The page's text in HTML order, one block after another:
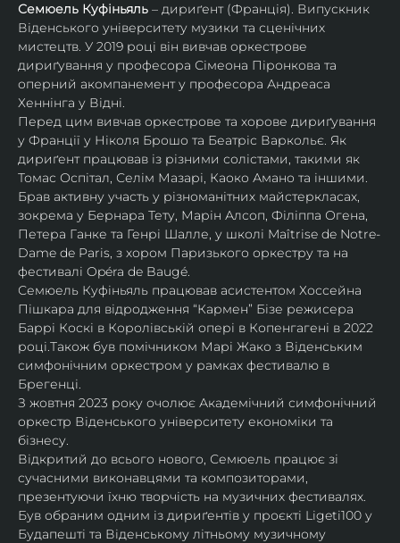
Семюель Куфіньяль – дириґент (Франція). Випускник
Віденського університету музики та сценічних
мистецтв. У 2019 році він вивчав оркестрове
дириґування у професора Сімеона Піронкова та
оперний акомпанемент у професора Андреаса
Хеннінга у Відні.
Перед цим вивчав оркестрове та хорове дириґування
у Франції у Ніколя Брошо та Беатріс Варкольє. Як
дириґент працював із різними солістами, такими як
Томас Оспітал, Селім Мазарі, Каоко Амано та іншими.
Брав активну участь у різноманітних майстеркласах,
зокрема у Бернара Тету, Марін Алсоп, Філіппа Огена,
Петера Ганке та Генрі Шалле, у школі Maîtrise de Notre-
Dame de Paris, з хором Паризького оркестру та на
фестивалі Opéra de Baugé.
Семюель Куфіньяль працював асистентом Хоссейна
Пішкара для відродження “Кармен” Бізе режисера
Баррі Коскі в Королівській опері в Копенгагені в 2022
році.Також був помічником Марі Жако з Віденським
симфонічним оркестром у рамках фестивалю в
Брегенці.
З жовтня 2023 року очолює Академічний симфонічний
оркестр Віденського університету економіки та
бізнесу.
Відкритий до всього нового, Семюель працює зі
сучасними виконавцями та композиторами,
презентуючи їхню творчість на музичних фестивалях.
Був обраним одним із дириґентів у проєкті Ligeti100 у
Будапешті та Віденському літньому музичному